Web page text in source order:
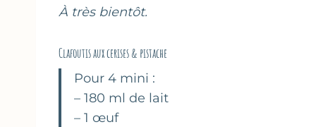
À très bientôt.
Clafoutis aux cerises & pistache
Pour 4 mini :
– 180 ml de lait
– 1 œuf